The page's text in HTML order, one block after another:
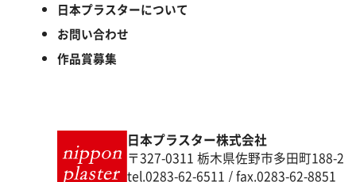
日本プラスターについて
お問い合わせ
作品賞募集
日本プラスター株式会社
〒327-0311 栃木県佐野市多田町188-2
tel.0283-62-6511 / fax.0283-62-8851